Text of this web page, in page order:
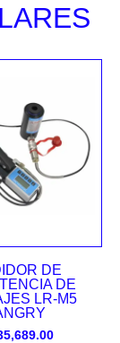
DE
DE
LR-M5